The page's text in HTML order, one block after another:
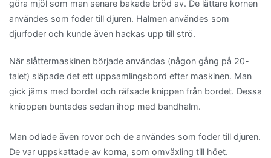
göra mjöl som man senare bakade bröd av. De lättare kornen
användes som foder till djuren. Halmen användes som
djurfoder och kunde även hackas upp till strö.
När slåttermaskinen började användas (någon gång på 20-
talet) släpade det ett uppsamlingsbord efter maskinen. Man
gick jäms med bordet och räfsade knippen från bordet. Dessa
knioppen buntades sedan ihop med bandhalm.
Man odlade även rovor och de användes som foder till djuren.
De var uppskattade av korna, som omväxling till höet.